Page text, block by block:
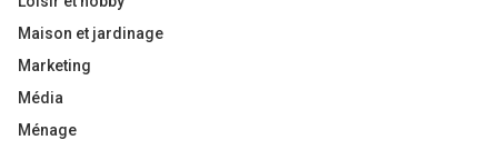
Maison et jardinage
Marketing
Média
Ménage